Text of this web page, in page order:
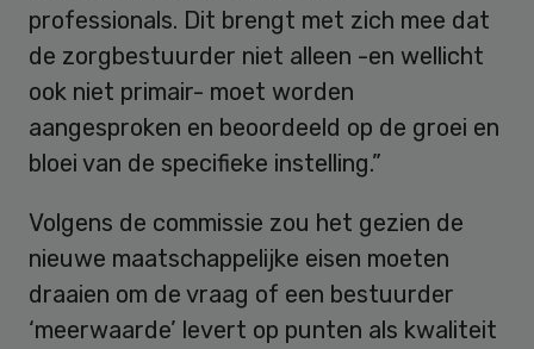
professionals. Dit brengt met zich mee dat
de zorgbestuurder niet alleen -en wellicht
ook niet primair- moet worden
aangesproken en beoordeeld op de groei en
bloei van de specifieke instelling.”
Volgens de commissie zou het gezien de
nieuwe maatschappelijke eisen moeten
draaien om de vraag of een bestuurder
‘meerwaarde’ levert op punten als kwaliteit